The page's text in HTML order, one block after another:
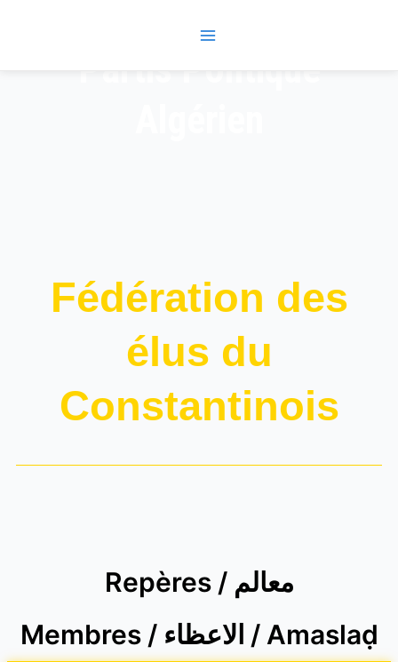
Fédération des
élus du
Constantinois
Repères / معالم
Membres / الاعظاء / Amaslaḍ